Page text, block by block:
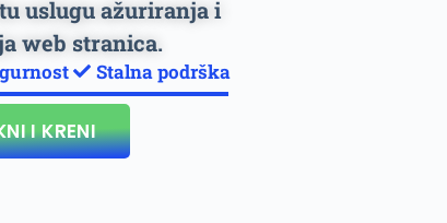
uslugu ažuriranja i
web stranica.
Stalna podrška
I KRENI